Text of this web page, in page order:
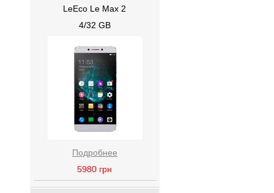
LeEco Le Max 2
4/32 GB
Подробнее
5980 грн